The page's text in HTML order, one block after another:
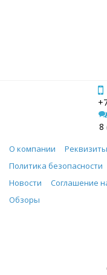
8
О компании Реквизиты
Политика безопасности
Новости
Соглашение
Обзоры